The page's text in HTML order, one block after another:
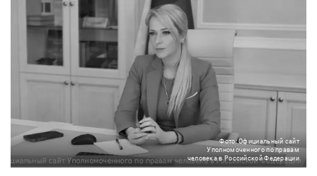
Фото: Официальный сайт
Уполномоченного по правам
человека в Российской Федерации